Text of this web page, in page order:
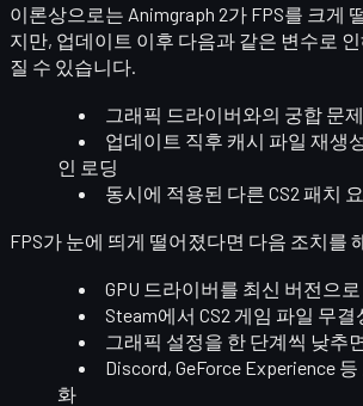
이론상으로는 Animgraph 2가 FPS를 크게
지만, 업데이트 이후 다음과 같은 변수로
질 수 있습니다.
그래픽 드라이버와의 궁합 문제
업데이트 직후 캐시 파일 재생
인 로딩
동시에 적용된 다른 CS2 패치
FPS가 눈에 띄게 떨어졌다면 다음 조치를
GPU 드라이버를 최신 버전으
Steam에서 CS2 게임 파일 무결
그래픽 설정을 한 단계씩 낮추
Discord, GeForce Experience 등
화